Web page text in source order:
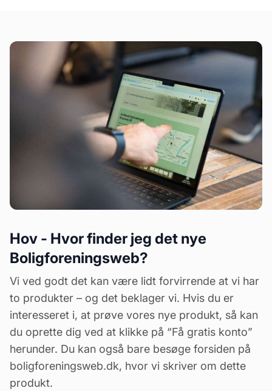
Hov - Hvor finder jeg det nye
Boligforeningsweb?
Vi ved godt det kan være lidt forvirrende at vi har
to produkter – og det beklager vi. Hvis du er
interesseret i, at prøve vores nye produkt, så kan
du oprette dig ved at klikke på “Få gratis konto”
herunder. Du kan også bare besøge forsiden på
boligforeningsweb.dk, hvor vi skriver om dette
produkt.